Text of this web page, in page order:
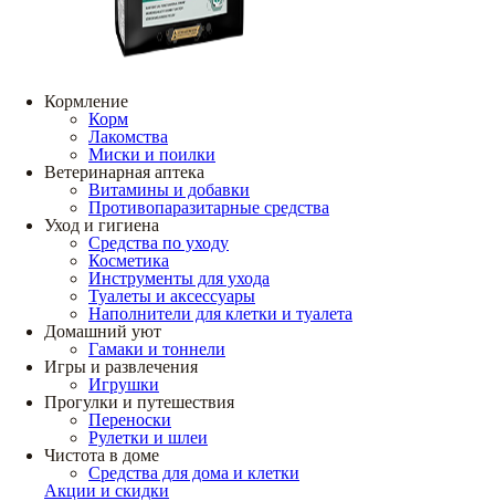
Кормление
Корм
Лакомства
Миски и поилки
Ветеринарная аптека
Витамины и добавки
Противопаразитарные средства
Уход и гигиена
Средства по уходу
Косметика
Инструменты для ухода
Туалеты и аксессуары
Наполнители для клетки и туалета
Домашний уют
Гамаки и тоннели
Игры и развлечения
Игрушки
Прогулки и путешествия
Переноски
Рулетки и шлеи
Чистота в доме
Средства для дома и клетки
Акции и скидки